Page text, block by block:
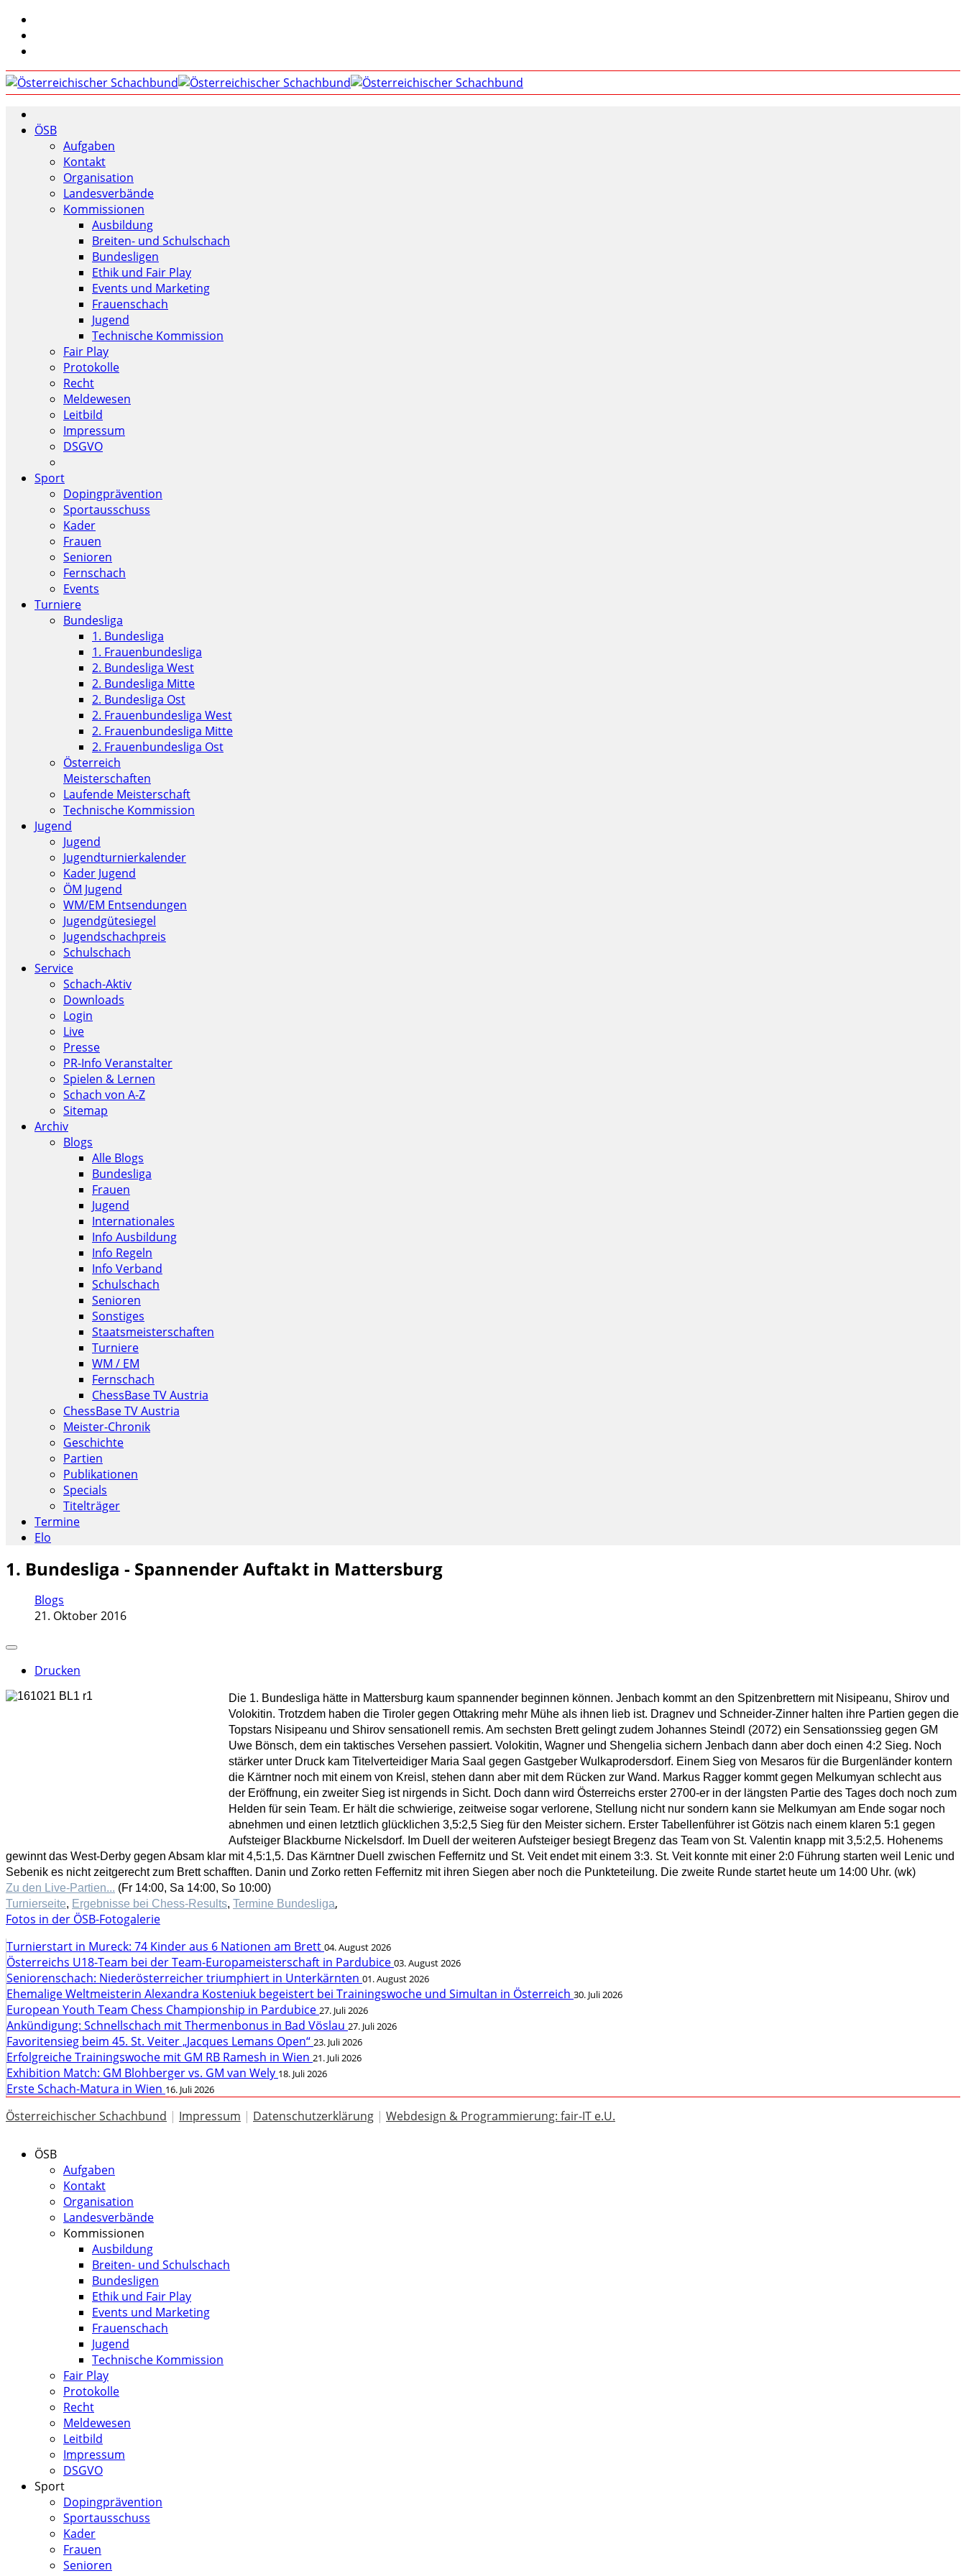
ÖSB
Aufgaben
Kontakt
Organisation
Landesverbände
Kommissionen
Ausbildung
Breiten- und Schulschach
Bundesligen
Ethik und Fair Play
Events und Marketing
Frauenschach
Jugend
Technische Kommission
Fair Play
Protokolle
Recht
Meldewesen
Leitbild
Impressum
DSGVO
Sport
Dopingprävention
Sportausschuss
Kader
Frauen
Senioren
Fernschach
Events
Turniere
Bundesliga
1. Bundesliga
1. Frauenbundesliga
2. Bundesliga West
2. Bundesliga Mitte
2. Bundesliga Ost
2. Frauenbundesliga West
2. Frauenbundesliga Mitte
2. Frauenbundesliga Ost
Österreich
Meisterschaften
Laufende Meisterschaft
Technische Kommission
Jugend
Jugend
Jugendturnierkalender
Kader Jugend
ÖM Jugend
WM/EM Entsendungen
Jugendgütesiegel
Jugendschachpreis
Schulschach
Service
Schach-Aktiv
Downloads
Login
Live
Presse
PR-Info Veranstalter
Spielen & Lernen
Schach von A-Z
Sitemap
Archiv
Blogs
Alle Blogs
Bundesliga
Frauen
Jugend
Internationales
Info Ausbildung
Info Regeln
Info Verband
Schulschach
Senioren
Sonstiges
Staatsmeisterschaften
Turniere
WM / EM
Fernschach
ChessBase TV Austria
ChessBase TV Austria
Meister-Chronik
Geschichte
Partien
Publikationen
Specials
Titelträger
Termine
Elo
1. Bundesliga - Spannender Auftakt in Mattersburg
Blogs
21. Oktober 2016
Drucken
Die 1. Bundesliga hätte in Mattersburg kaum spannender beginnen können. Jenbach kommt an den Spitzenbrettern mit Nisipeanu, Shirov und
Volokitin. Trotzdem haben die Tiroler gegen Ottakring mehr Mühe als ihnen lieb ist. Dragnev und Schneider-Zinner halten ihre Partien gegen die
Topstars Nisipeanu und Shirov sensationell remis. Am sechsten Brett gelingt zudem Johannes Steindl (2072) ein Sensationssieg gegen GM
Uwe Bönsch, dem ein taktisches Versehen passiert. Volokitin, Wagner und Shengelia sichern Jenbach dann aber doch einen 4:2 Sieg. Noch
stärker unter Druck kam Titelverteidiger Maria Saal gegen Gastgeber Wulkaprodersdorf. Einem Sieg von Mesaros für die Burgenländer kontern
die Kärntner noch mit einem von Kreisl, stehen dann aber mit dem Rücken zur Wand. Markus Ragger kommt gegen Melkumyan schlecht aus
der Eröffnung, ein zweiter Sieg ist nirgends in Sicht. Doch dann wird Österreichs erster 2700-er in der längsten Partie des Tages doch noch zum
Helden für sein Team. Er hält die schwierige, zeitweise sogar verlorene, Stellung nicht nur sondern kann sie Melkumyan am Ende sogar noch
abnehmen und einen letztlich glücklichen 3,5:2,5 Sieg für den Meister sichern. Erster Tabellenführer ist Götzis nach einem klaren 5:1 gegen
Aufsteiger Blackburne Nickelsdorf. Im Duell der weiteren Aufsteiger besiegt Bregenz das Team von St. Valentin knapp mit 3,5:2,5. Hohenems
gewinnt das West-Derby gegen Absam klar mit 4,5:1,5. Das Kärntner Duell zwischen Feffernitz und St. Veit endet mit einem 3:3. St. Veit konnte mit einer 2:0 Führung starten weil Lenic und
Sebenik es nicht zeitgerecht zum Brett schafften. Danin und Zorko retten Feffernitz mit ihren Siegen aber noch die Punkteteilung. Die zweite Runde startet heute um 14:00 Uhr. (wk)
Zu den Live-Partien... (Fr 14:00, Sa 14:00, So 10:00)
Turnierseite, Ergebnisse bei Chess-Results, Termine Bundesliga,
Fotos in der ÖSB-Fotogalerie
Turnierstart in Mureck: 74 Kinder aus 6 Nationen am Brett 04. August 2026
Österreichs U18-Team bei der Team-Europameisterschaft in Pardubice 03. August 2026
Seniorenschach: Niederösterreicher triumphiert in Unterkärnten 01. August 2026
Ehemalige Weltmeisterin Alexandra Kosteniuk begeistert bei Trainingswoche und Simultan in Österreich 30. Juli 2026
European Youth Team Chess Championship in Pardubice 27. Juli 2026
Ankündigung: Schnellschach mit Thermenbonus in Bad Vöslau 27. Juli 2026
Favoritensieg beim 45. St. Veiter „Jacques Lemans Open“ 23. Juli 2026
Erfolgreiche Trainingswoche mit GM RB Ramesh in Wien 21. Juli 2026
Exhibition Match: GM Blohberger vs. GM van Wely 18. Juli 2026
Erste Schach-Matura in Wien 16. Juli 2026
Österreichischer Schachbund | Impressum | Datenschutzerklärung | Webdesign & Programmierung: fair-IT e.U.
ÖSB
Aufgaben
Kontakt
Organisation
Landesverbände
Kommissionen
Ausbildung
Breiten- und Schulschach
Bundesligen
Ethik und Fair Play
Events und Marketing
Frauenschach
Jugend
Technische Kommission
Fair Play
Protokolle
Recht
Meldewesen
Leitbild
Impressum
DSGVO
Sport
Dopingprävention
Sportausschuss
Kader
Frauen
Senioren